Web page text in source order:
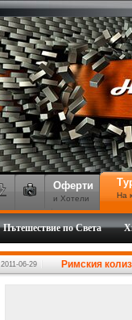
Оферти
и Хотели На
Пътешествие по Света
2011-06-29 Римския